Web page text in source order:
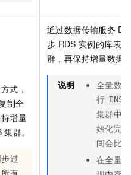
式，
制全
增量
集群。
过
通过数据传输服务
步 RDS 实例的库表
群，再保持增量数据
说明
全量数
行
集群中
始化完
间会比
在全量